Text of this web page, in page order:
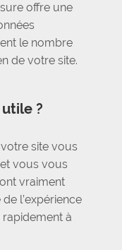
offre une
le nombre
de votre site.
?
site vous
vous vous
vraiment
l’expérience
à